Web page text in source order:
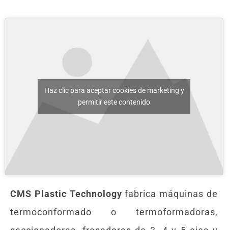
Haz clic para aceptar cookies de marketing y
permitir este contenido
CMS Plastic Technology fabrica máquinas de
termoconformado o termoformadoras,